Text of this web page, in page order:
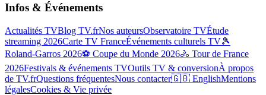
Infos & Événements
Actualités TVBlog TV.frNos auteursObservatoire TVÉtude
streaming 2026Carte TV FranceÉvénements culturels TV🎾
Roland-Garros 2026⚽ Coupe du Monde 2026🚴 Tour de France
2026Festivals & événements TVOutils TV & conversionÀ propos
de TV.frQuestions fréquentesNous contacter🇬🇧 EnglishMentions
légalesCookies & Vie privée